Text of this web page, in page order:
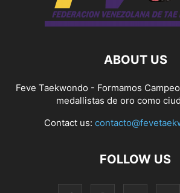
ABOUT US
Feve Taekwondo - Formamos
medallistas de oro como
Contact us:
FOLLOW US